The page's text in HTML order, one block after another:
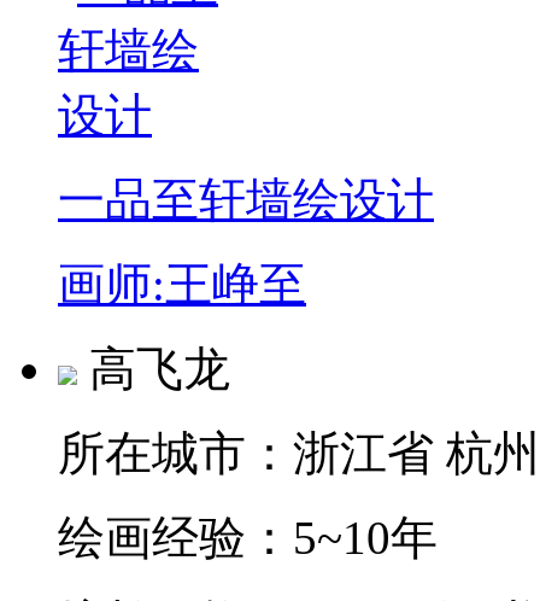
一品至轩墙绘设计
画师:王峥至
高飞龙
所在城市： 浙江省 杭
绘画经验： 5~10年